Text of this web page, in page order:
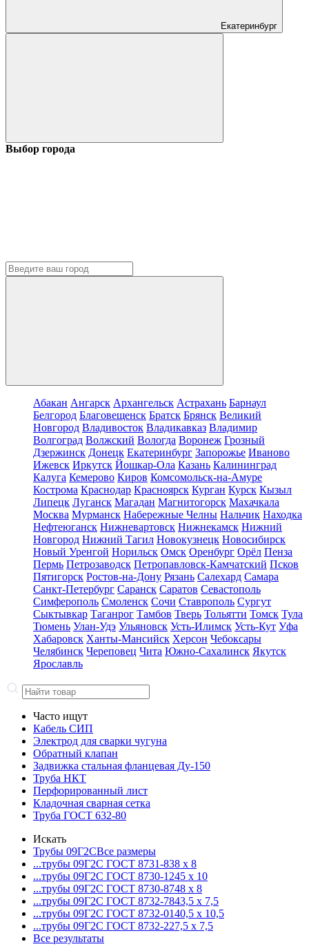
Екатеринбург
Выбор города
Абакан Ангарск Архангельск Астрахань Барнаул
Белгород Благовещенск Братск Брянск Великий
Новгород Владивосток Владикавказ Владимир
Волгоград Волжский Вологда Воронеж Грозный
Дзержинск Донецк Екатеринбург Запорожье Иваново
Ижевск Иркутск Йошкар-Ола Казань Калининград
Калуга Кемерово Киров Комсомольск-на-Амуре
Кострома Краснодар Красноярск Курган Курск Кызыл
Липецк Луганск Магадан Магнитогорск Махачкала
Москва Мурманск Набережные Челны Нальчик Находка
Нефтеюганск Нижневартовск Нижнекамск Нижний
Новгород Нижний Тагил Новокузнецк Новосибирск
Новый Уренгой Норильск Омск Оренбург Орёл Пенза
Пермь Петрозаводск Петропавловск-Камчатский Псков
Пятигорск Ростов-на-Дону Рязань Салехард Самара
Санкт-Петербург Саранск Саратов Севастополь
Симферополь Смоленск Сочи Ставрополь Сургут
Сыктывкар Таганрог Тамбов Тверь Тольятти Томск Тула
Тюмень Улан-Удэ Ульяновск Усть-Илимск Усть-Кут Уфа
Хабаровск Ханты-Мансийск Херсон Чебоксары
Челябинск Череповец Чита Южно-Сахалинск Якутск
Ярославль
Часто ищут
Кабель СИП
Электрод для сварки чугуна
Обратный клапан
Задвижка стальная фланцевая Ду-150
Труба НКТ
Перфорированный лист
Кладочная сварная сетка
Труба ГОСТ 632-80
Искать
Трубы 09Г2СВсе размеры
...трубы 09Г2С ГОСТ 8731-838 x 8
...трубы 09Г2С ГОСТ 8730-1245 x 10
...трубы 09Г2С ГОСТ 8730-8748 x 8
...трубы 09Г2С ГОСТ 8732-7843,5 x 7,5
...трубы 09Г2С ГОСТ 8732-0140,5 x 10,5
...трубы 09Г2С ГОСТ 8732-227,5 x 7,5
Все результаты